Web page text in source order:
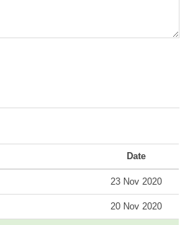
Date
23 Nov 2020
20 Nov 2020